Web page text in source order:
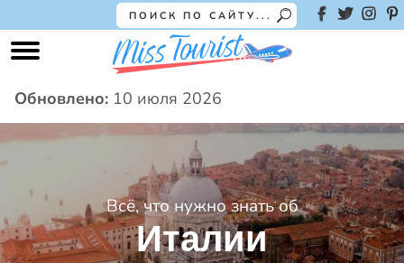
Обновлено: 10 июля 2026
Всё, что нужно знать об
Италии